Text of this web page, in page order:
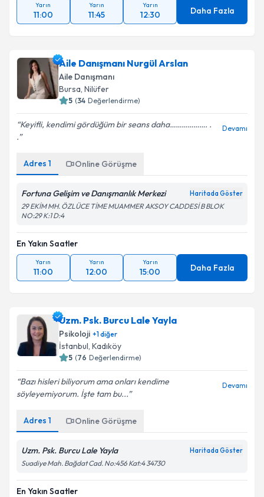
Yarın
11:00
Yarın
11:45
Yarın
12:30 Daha Fazla
Aile Danışmanı Nurgül Arslan
Aile Danışmanı
Bursa, Nilüfer
5 (34 Değerlendirme)
Keyifli, kendimi gördüğüm bir seans daha………………. .
.
Devamı
Adres 1 Online Görüşme
Fortuna Gelişim ve Danışmanlık Merkezi Haritada Göster
29 EKİM MH. ÖZLÜCE TİME MUAMMER AKSOY CADDESİ B BLOK
NO:29 K:1 D:4
En Yakın Saatler
Yarın
11:00
Yarın
12:00
Yarın
15:00 Daha Fazla
Uzm. Psk. Burcu Lale Yayla
Psikoloji +1diğer
İstanbul, Kadıköy
5 (76 Değerlendirme)
Bazı hisleri biliyorum ama onları kendime
söyleyemiyorum. İşte tam bu...
Devamı
Adres 1 Online Görüşme
Uzm. Psk. Burcu Lale Yayla Haritada Göster
Suadiye Mah. Bağdat Cad. No:456 Kat:4 34730
En Yakın Saatler